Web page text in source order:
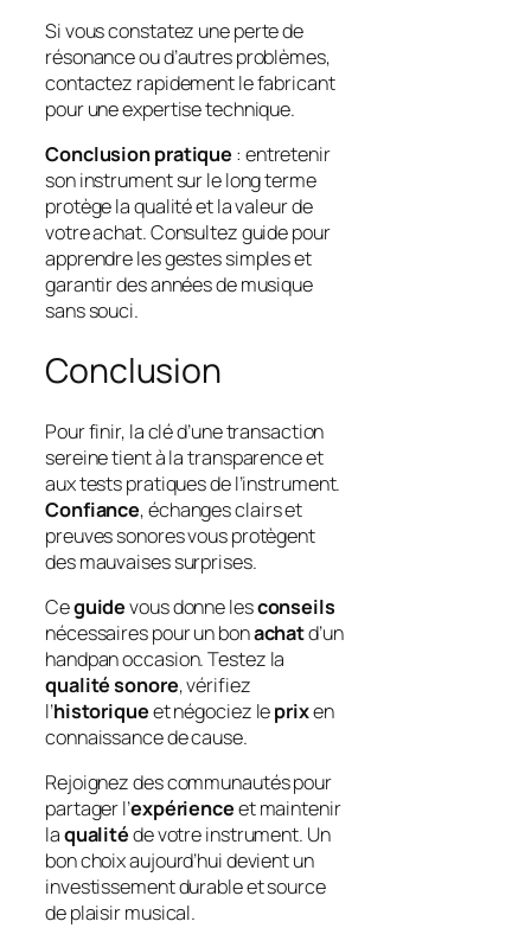
Sivous constatez une perte de
résonance ou d’autres problèmes,
contactez rapidement le fabricant
pour une expertise technique.
Conclusion pratique : entretenir
son instrument sur le long terme
protège la qualité et la valeur de
votre achat. Consultez guide pour
apprendre les gestes simples et
garantir des années de musique
sans souci.
Conclusion
Pour finir, la clé d’une transaction
sereine tient à la transparence et
aux tests pratiques de l’instrument.
Confiance, échanges clairs et
preuves sonores vous protègent
desmauvaises surprises.
Ceguidevous donne lesconseils
nécessaires pour un bonachatd’un
handpan occasion. Testez la
qualité sonore, vérifiez
l’historiqueet négociez leprixen
connaissance de cause.
Rejoignez des communautés pour
partager l’expérienceet maintenir
laqualitéde votre instrument. Un
bon choix aujourd’hui devient un
investissement durable et source
de plaisir musical.